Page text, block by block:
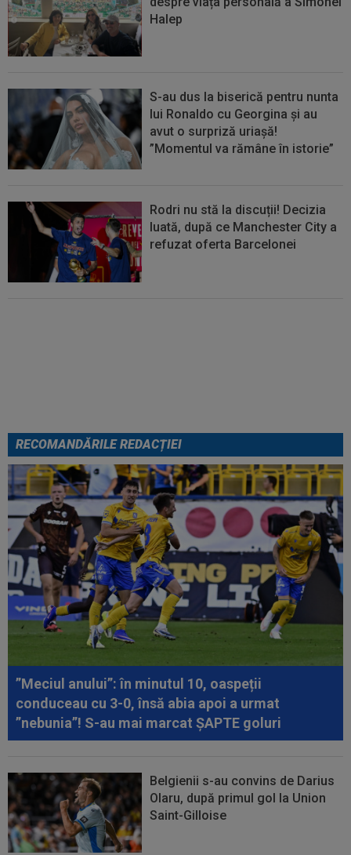
Halep
S-au dus la biserică pentru nunta
lui Ronaldo cu Georgina și au
avut o surpriză uriașă!
”Momentul va rămâne în istorie”
Rodri nu stă la discuții! Decizia
luată, după ce Manchester City a
refuzat oferta Barcelonei
RECOMANDĂRILE REDACȚIEI
”Meciul anului”: în minutul 10, oaspeții
conduceau cu 3-0, însă abia apoi a urmat
”nebunia”! S-au mai marcat ȘAPTE goluri
Belgienii s-au convins de Darius
Olaru, după primul gol la Union
Saint-Gilloise